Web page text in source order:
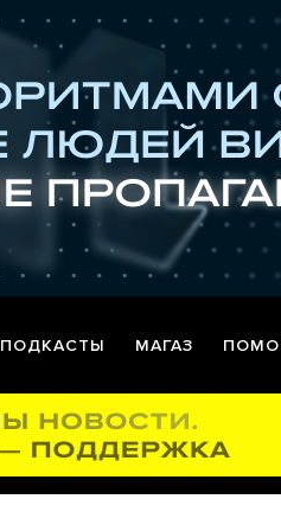
ПОДКАСТЫ МАГАЗ